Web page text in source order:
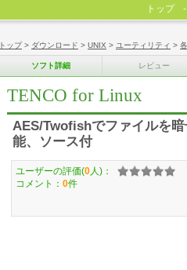
トップ> ダウンロード > UNIX > ユーティリティ >
ソフト詳細 レビュー
TENCO for Linux
AES/Twofishでファイルを
能、ソース付
ユーザーの評価(0 人)：
コメント： 0件
トップ